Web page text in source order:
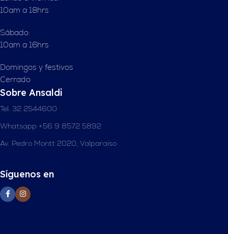
10am a 18hrs
Sábado:
10am a 16hrs
Domingos y festivos
Cerrado
Sobre Ansaldi
Tel. 32 2544600
Whatsapp +56 9 8572 5892
Av. Pedro Montt 2020, Valparaíso
Síguenos en